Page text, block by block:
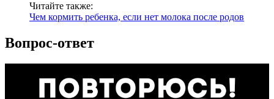
Читайте также:
Чем кормить ребенка, если нет молока после родов
Вопрос-ответ